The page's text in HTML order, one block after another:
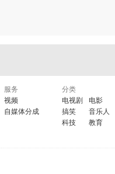
服务
视频
自媒体分成
分类
电视剧
电影
搞笑
音乐人
科技
教育